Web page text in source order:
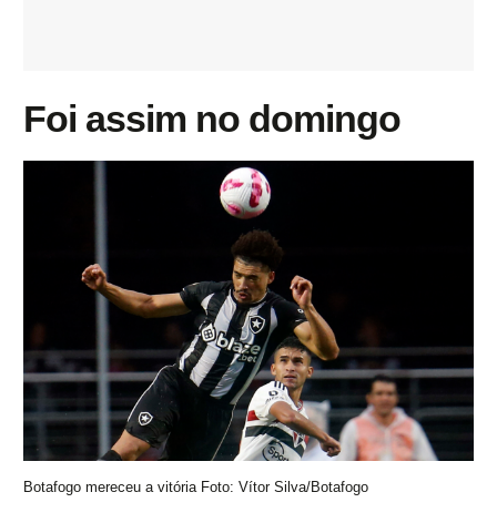
Foi assim no domingo
Botafogo mereceu a vitória Foto: Vítor Silva/Botafogo